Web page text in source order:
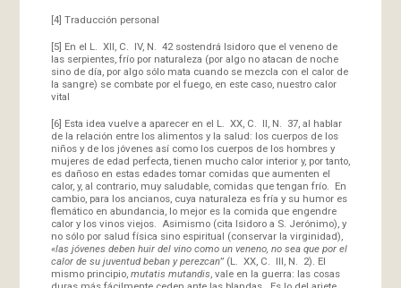
[4] Traducción personal
[5] En el L. XII, C. IV, N. 42 sostendrá Isidoro que el veneno de
las serpientes, frío por naturaleza (por algo no atacan de noche
sino de día, por algo sólo mata cuando se mezcla con el calor de
la sangre) se combate por el fuego, en este caso, nuestro calor
vital
[6] Esta idea vuelve a aparecer en el L. XX, C. II, N. 37, al hablar
de la relación entre los alimentos y la salud: los cuerpos de los
niños y de los jóvenes así como los cuerpos de los hombres y
mujeres de edad perfecta, tienen mucho calor interior y, por tanto,
es dañoso en estas edades tomar comidas que aumenten el
calor, y, al contrario, muy saludable, comidas que tengan frío. En
cambio, para los ancianos, cuya naturaleza es fría y su humor es
flemático en abundancia, lo mejor es la comida que engendre
calor y los vinos viejos. Asimismo (cita Isidoro a S. Jerónimo), y
no sólo por salud física sino espiritual (conservar la virginidad),
«las jóvenes deben huir del vino como un veneno, no sea que por el
calor de su juventud beban y perezcan” (L. XX, C. III, N. 2). El
mismo principio, mutatis mutandis , vale en la guerra: las cosas